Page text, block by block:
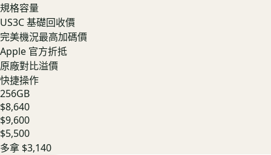
規格容量
US3C 基礎回收價
完美機況最高加碼價
Apple 官方折抵
原廠對比溢價
快捷操作
256GB
$8,640
$9,600
$5,500
多拿 $3,140